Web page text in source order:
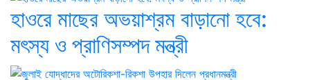
হাওরে মাছের অভয়াশ্রম বাড়ানো হবে:
মৎস্য ও প্রাণিসম্পদ মন্ত্রী